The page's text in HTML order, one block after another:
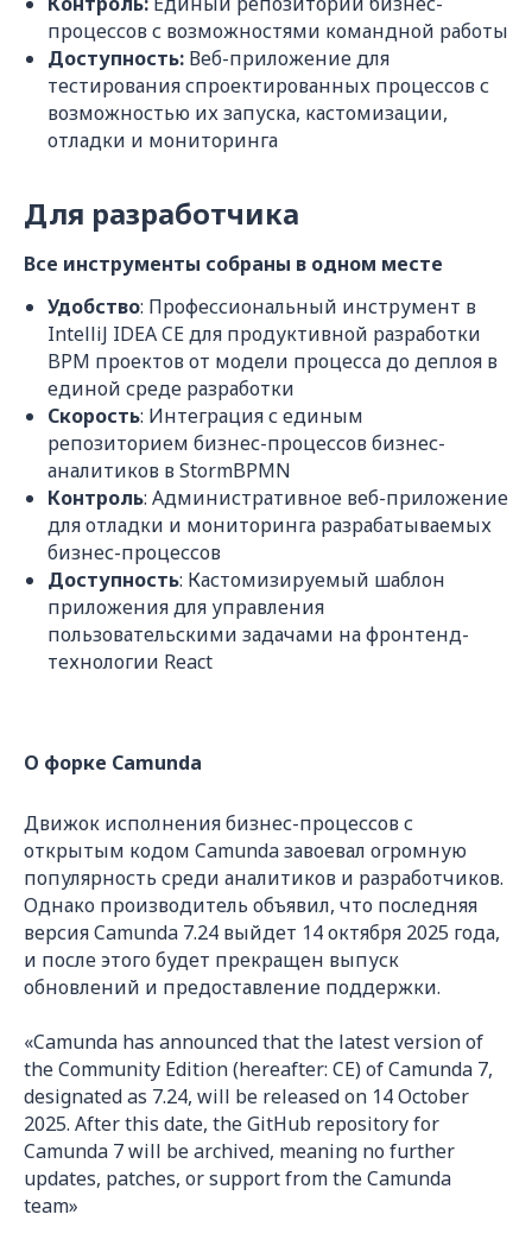
процессов с возможностями командной работы
Доступность: Веб-приложение для
тестирования спроектированных процессов с
возможностью их запуска, кастомизации,
отладки и мониторинга
Для разработчика
Все инструменты собраны в одном месте
Удобство: Профессиональный инструмент в
IntelliJ IDEA CE для продуктивной разработки
BPM проектов от модели процесса до деплоя в
единой среде разработки
Скорость: Интеграция с единым
репозиторием бизнес-процессов бизнес-
аналитиков в StormBPMN
Контроль: Административное веб-приложение
для отладки и мониторинга разрабатываемых
бизнес-процессов
Доступность: Кастомизируемый шаблон
приложения для управления
пользовательскими задачами на фронтенд-
технологии React
О форке Camunda
Движок исполнения бизнес-процессов с
открытым кодом Camunda завоевал огромную
популярность среди аналитиков и разработчиков.
Однако производитель объявил, что последняя
версия Camunda 7.24 выйдет 14 октября 2025 года,
и после этого будет прекращен выпуск
обновлений и предоставление поддержки.
«Camunda has announced that the latest version of
the Community Edition (hereafter: CE) of Camunda 7,
designated as 7.24, will be released on 14 October
2025. After this date, the GitHub repository for
Camunda 7 will be archived, meaning no further
updates, patches, or support from the Camunda
team»